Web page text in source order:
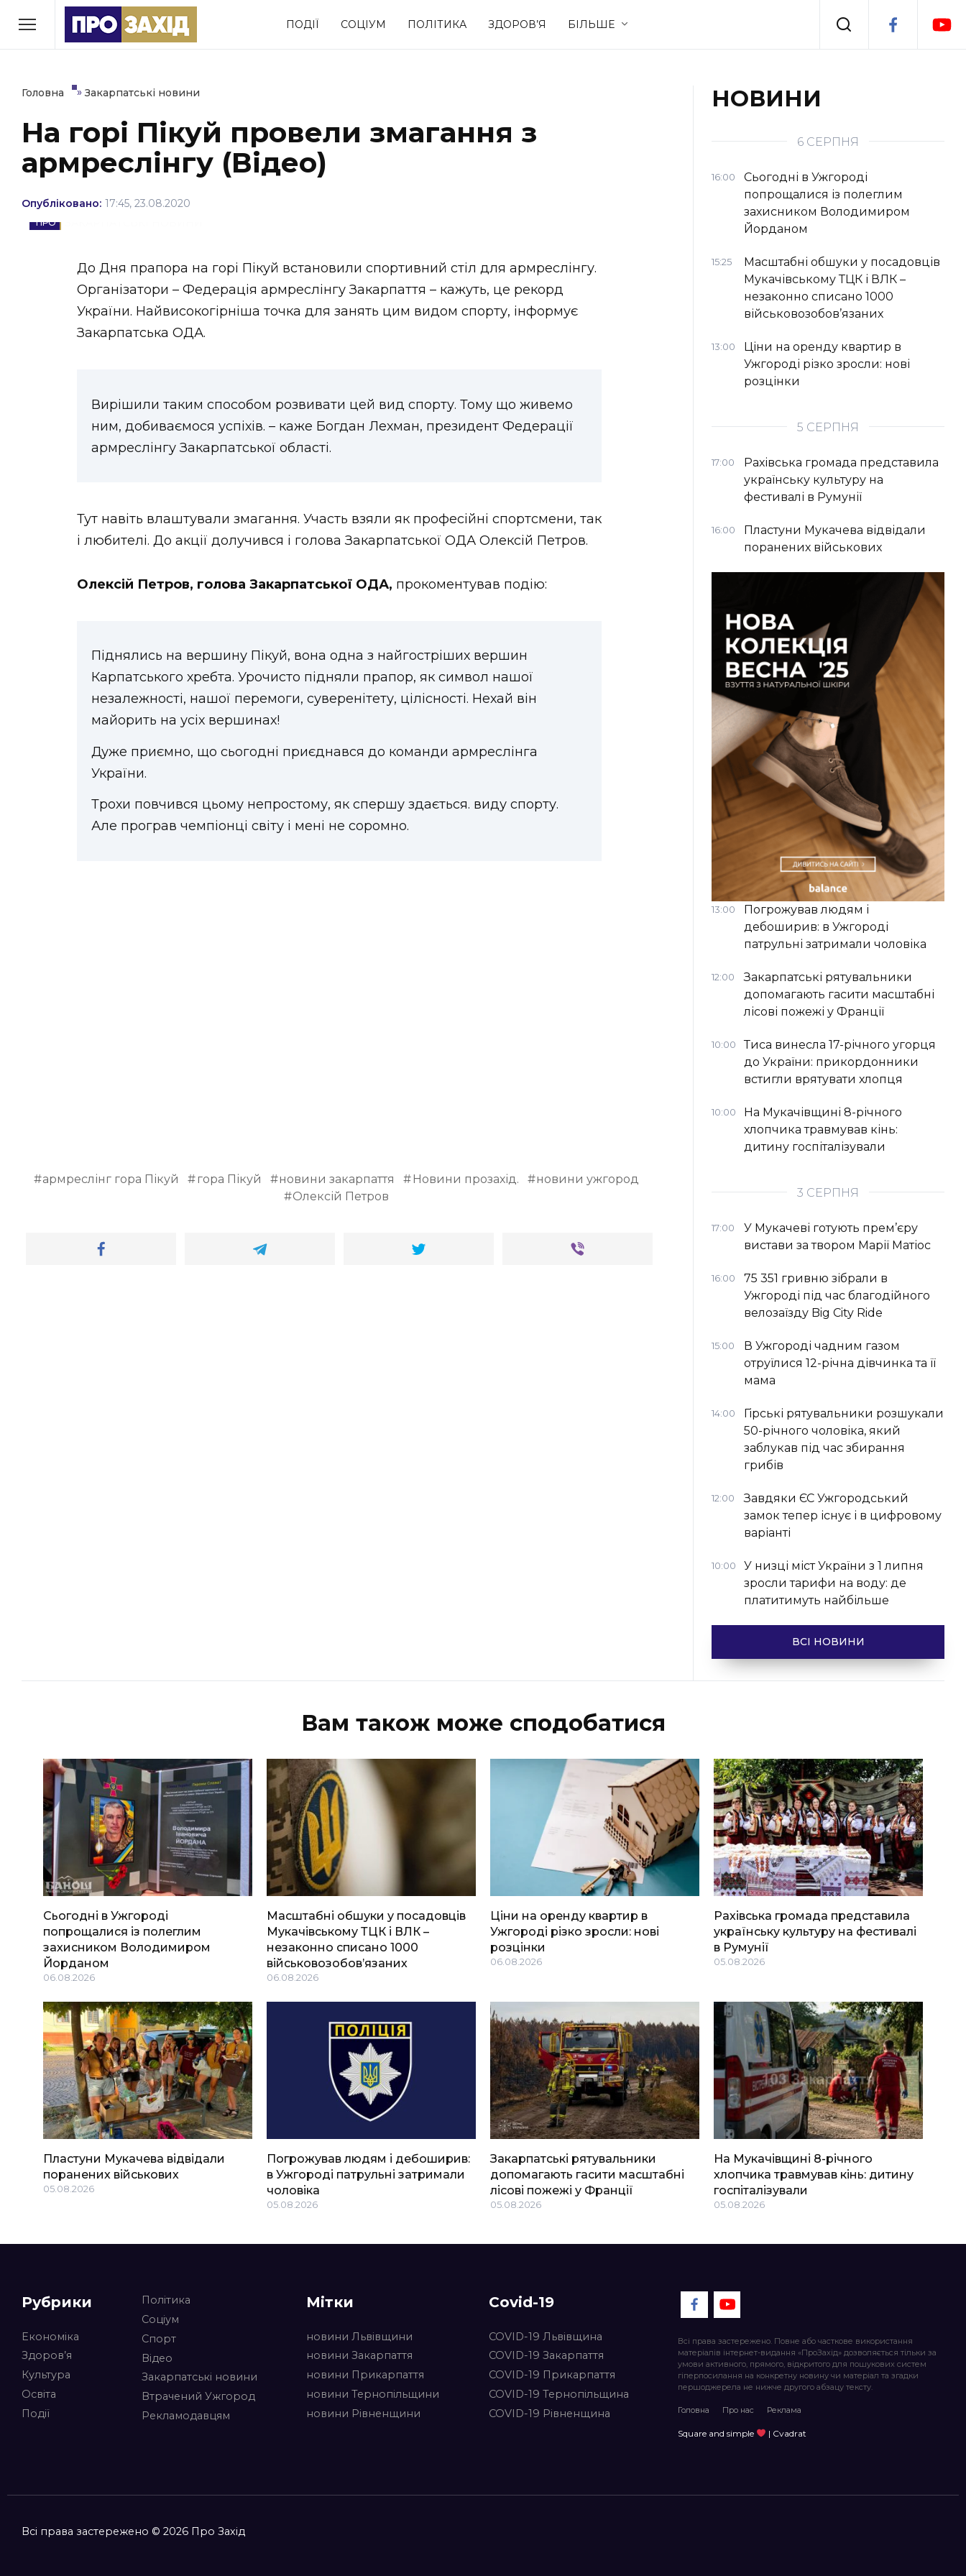
ПОДІЇ СОЦІУМ ПОЛІТИКА ЗДОРОВ’Я БІЛЬШЕ
РУБРИКИ
Економіка Події
Політика Соціум Спорт
Втрачений Ужгород
(відеоверсія)
ЗАКАРПАТСЬКІ НОВИНИ
НОВИНИ ЗАХІДНОЇ УКРАЇНИ
Головна » Закарпатські новини
На горі Пікуй провели змагання з
армреслінгу (Відео)
Опубліковано: 17:45, 23.08.2020
До Дня прапора на горі Пікуй встановили спортивний стіл для армреслінгу.
Організатори – Федерація армреслінгу Закарпаття – кажуть, це рекорд
України. Найвисокогірніша точка для занять цим видом спорту, інформує
Закарпатська ОДА.
Вирішили таким способом розвивати цей вид спорту. Тому що живемо
ним, добиваємося успіхів. – каже Богдан Лехман, президент Федерації
армреслінгу Закарпатської області.
Тут навіть влаштували змагання. Участь взяли як професійні спортсмени, так
і любителі. До акції долучився і голова Закарпатської ОДА Олексій Петров.
Олексій Петров, голова Закарпатської ОДА, прокоментував подію:
Піднялись на вершину Пікуй, вона одна з найгостріших вершин
Карпатського хребта. Урочисто підняли прапор, як символ нашої
незалежності, нашої перемоги, суверенітету, цілісності. Нехай він
майорить на усіх вершинах!
Дуже приємно, що сьогодні приєднався до команди армреслінга
України.
Трохи повчився цьому непростому, як спершу здається. виду спорту.
Але програв чемпіонці світу і мені не соромно.
армреслінг гора Пікуй гора Пікуй новини закарпаття Новини прозахід.
новини ужгород
Олексій Петров
НОВИНИ
6 СЕРПНЯ
16:00
Сьогодні в Ужгороді
попрощалися із полеглим
захисником Володимиром
Йорданом
15:25
Масштабні обшуки у посадовців
Мукачівському ТЦК і ВЛК –
незаконно списано 1000
військовозобов’язаних
13:00
Ціни на оренду квартир в
Ужгороді різко зросли: нові
розцінки
5 СЕРПНЯ
17:00
Рахівська громада представила
українську культуру на
фестивалі в Румунії
16:00
Пластуни Мукачева відвідали
поранених військових
13:00
Погрожував людям і
дебоширив: в Ужгороді
патрульні затримали чоловіка
12:00
Закарпатські рятувальники
допомагають гасити масштабні
лісові пожежі у Франції
10:00
Тиса винесла 17-річного угорця
до України: прикордонники
встигли врятувати хлопця
10:00
На Мукачівщині 8-річного
хлопчика травмував кінь:
дитину госпіталізували
3 СЕРПНЯ
17:00
У Мукачеві готують прем’єру
вистави за твором Марії Матіос
16:00
75 351 гривню зібрали в
Ужгороді під час благодійного
велозаїзду Big Сity Ride
15:00
В Ужгороді чадним газом
отруїлися 12-річна дівчинка та її
мама
14:00
Гірські рятувальники розшукали
50-річного чоловіка, який
заблукав під час збирання
грибів
12:00
Завдяки ЄС Ужгородський
замок тепер існує і в цифровому
варіанті
10:00
У низці міст України з 1 липня
зросли тарифи на воду: де
платитимуть найбільше
ВСІ НОВИНИ
Вам також може сподобатися
Сьогодні в Ужгороді
попрощалися із полеглим
захисником Володимиром
Йорданом
06.08.2026
Масштабні обшуки у посадовців
Мукачівському ТЦК і ВЛК –
незаконно списано 1000
військовозобов’язаних
06.08.2026
Ціни на оренду квартир в
Ужгороді різко зросли: нові
розцінки
06.08.2026
Рахівська громада представила
українську культуру на фестивалі
в Румунії
05.08.2026
Пластуни Мукачева відвідали
поранених військових
05.08.2026
Погрожував людям і дебоширив:
в Ужгороді патрульні затримали
чоловіка
05.08.2026
Закарпатські рятувальники
допомагають гасити масштабні
лісові пожежі у Франції
05.08.2026
На Мукачівщині 8-річного
хлопчика травмував кінь: дитину
госпіталізували
05.08.2026
Рубрики
Економіка
Здоров’я
Культура
Освіта
Події
Політика
Соціум
Спорт
Відео
Закарпатські новини
Втрачений Ужгород
Рекламодавцям
Мітки
новини Львівщини
новини Закарпаття
новини Прикарпаття
новини Тернопільщини
новини Рівненщини
Covid-19
COVID-19 Львівщина
COVID-19 Закарпаття
COVID-19 Прикарпаття
COVID-19 Тернопільщина
COVID-19 Рівненщина
Всі права застережено. Повне або часткове використання
матеріалів інтернет-видання «ПроЗахід» дозволяється тільки за
умови активного, прямого, відкритого для пошукових систем
гіперпосилання на конкретну новину чи матеріал та згадки
першоджерела не нижче другого абзацу тексту.
Головна Про нас Реклама
Square and simple | Cvadrat
Всі права застережено © 2026 Про Захід